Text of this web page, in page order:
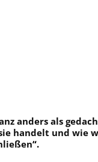
anders als
handelt und wie
“.